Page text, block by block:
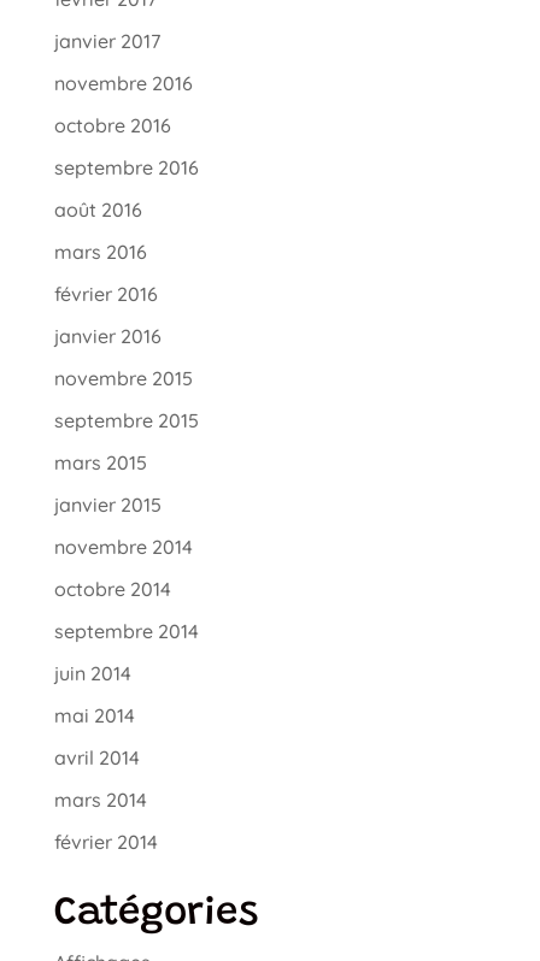
janvier 2017
novembre 2016
octobre 2016
septembre 2016
août 2016
mars 2016
février 2016
janvier 2016
novembre 2015
septembre 2015
mars 2015
janvier 2015
novembre 2014
octobre 2014
septembre 2014
juin 2014
mai 2014
avril 2014
mars 2014
février 2014
Catégories